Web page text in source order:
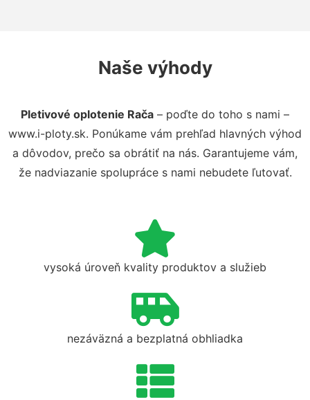
Naše výhody
Pletivové oplotenie Rača – poďte do toho s nami –
www.i-ploty.sk. Ponúkame vám prehľad hlavných výhod
a dôvodov, prečo sa obrátiť na nás. Garantujeme vám,
že nadviazanie spolupráce s nami nebudete ľutovať.
vysoká úroveň kvality produktov a služieb
nezáväzná a bezplatná obhliadka